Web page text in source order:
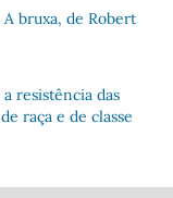
bruxa, de Robert
resistência das
raça e de classe